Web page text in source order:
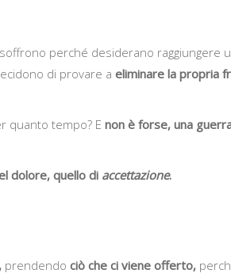
perché desiderano raggiungere
di provare a eliminare la propria
quanto tempo? E non è forse, una
dolore, quello di accettazione.
prendendo ciò che ci viene offerto,